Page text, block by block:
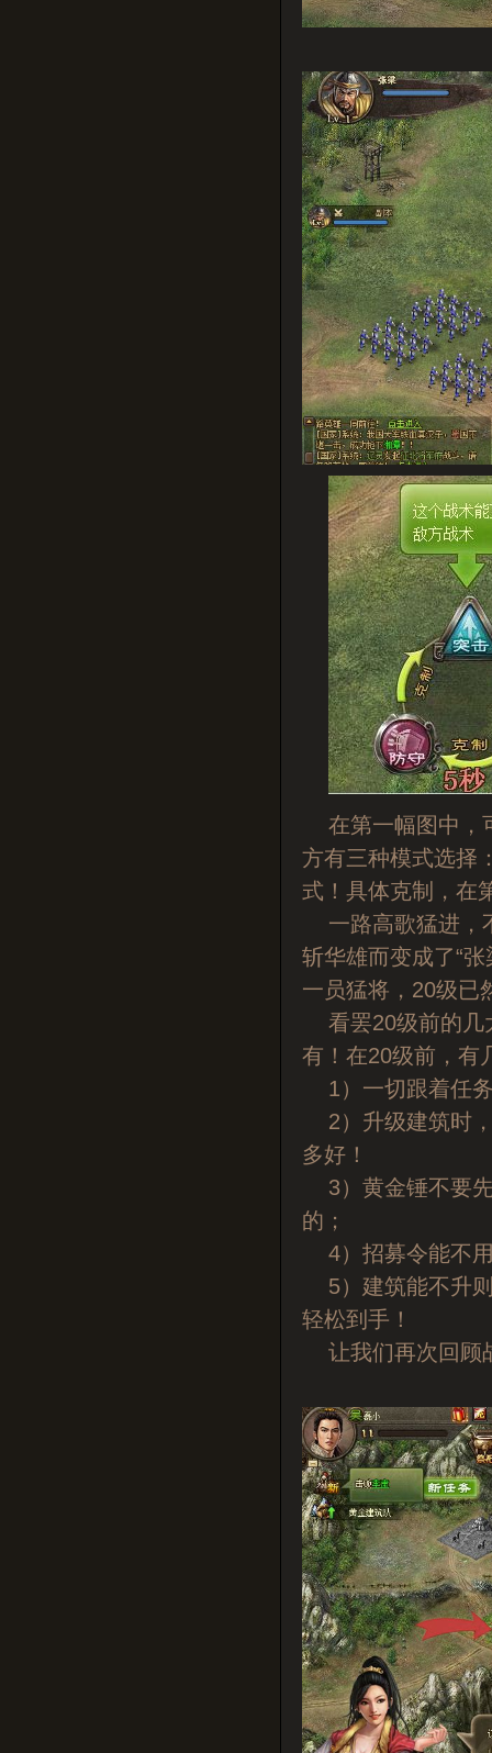
在第一幅图中，
方有三种模式选择
式！具体克制，在
一路高歌猛进，
斩华雄而变成了“
一员猛将，20级已
看罢20级前的几
有！在20级前，有
1）一切跟着任
2）升级建筑时，
多好！
3）黄金锤不要先
的；
4）招募令能不
5）建筑能不升则
轻松到手！
让我们再次回顾